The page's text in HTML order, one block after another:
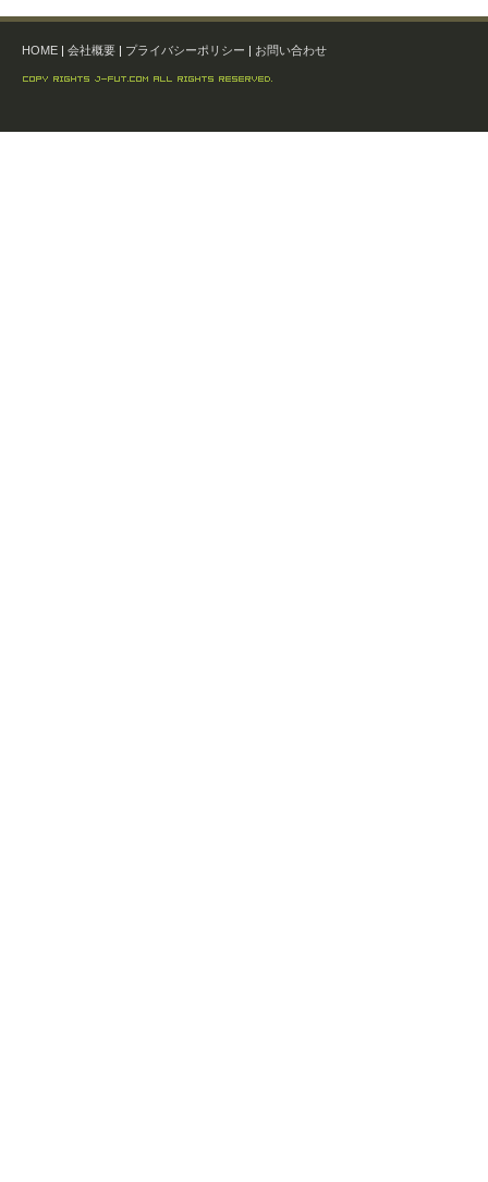
HOME | 会社概要 | プライバシーポリシー | お問い合わせ